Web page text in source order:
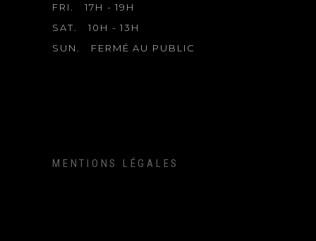
FRI.
17H - 19H
SAT.
10H - 13H
SUN.
FERMÉ AU PUBLIC
MENTIONS LÉGALES